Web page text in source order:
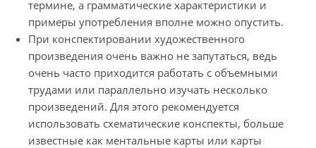
термине, а грамматические характеристики и
примеры употребления вполне можно опустить.
При конспектировании художественного
произведения очень важно не запутаться, ведь
очень часто приходится работать с объемными
трудами или параллельно изучать несколько
произведений. Для этого рекомендуется
использовать схематические конспекты, больше
известные как ментальные карты или карты